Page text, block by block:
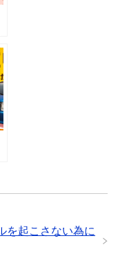
を起こさない為に